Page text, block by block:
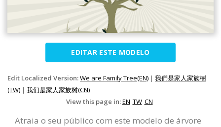
EDITAR ESTE MODELO
Edit Localized Version:We are Family Tree(EN) | 我們是家人家族樹
(TW) | 我们是家人家族树(CN)
View this page in:EN TW CN
Atraia o seu público com este modelo de árvore